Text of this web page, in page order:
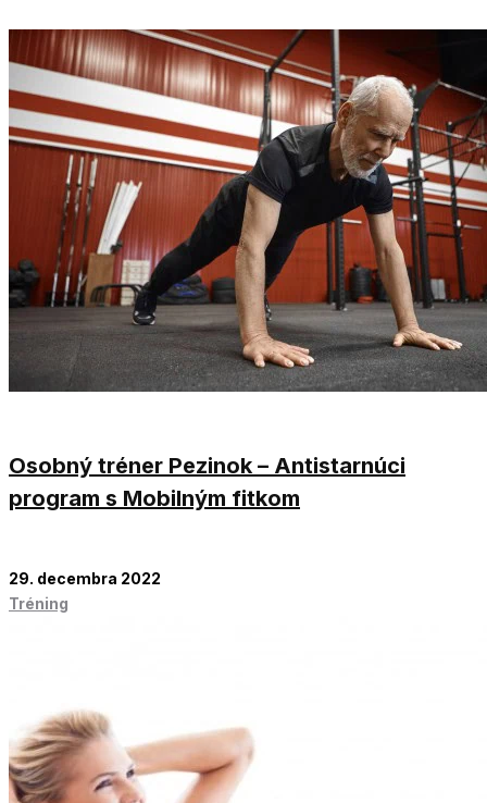
Osobný tréner Pezinok – Antistarnúci
program s Mobilným fitkom
29. decembra 2022
Tréning